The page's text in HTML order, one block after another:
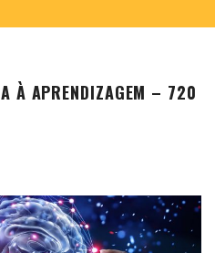
À APRENDIZAGEM – 720